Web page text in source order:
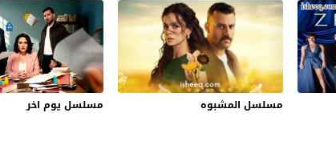
مسلسل المشبوه مسلسل يوم اخر